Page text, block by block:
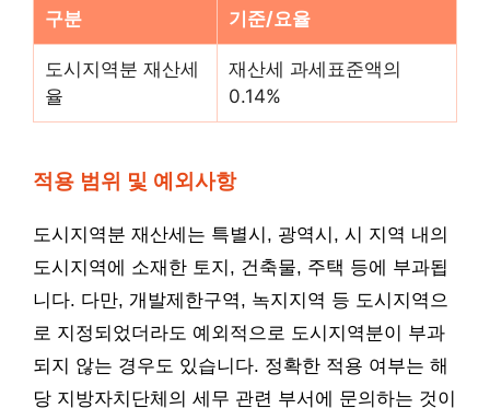
구분 기준/요율
도시지역분 재산세
율
재산세 과세표준액의
0.14%
적용 범위 및 예외사항
도시지역분 재산세는 특별시, 광역시, 시 지역 내의
도시지역에 소재한 토지, 건축물, 주택 등에 부과됩
니다. 다만, 개발제한구역, 녹지지역 등 도시지역으
로 지정되었더라도 예외적으로 도시지역분이 부과
되지 않는 경우도 있습니다. 정확한 적용 여부는 해
당 지방자치단체의 세무 관련 부서에 문의하는 것이